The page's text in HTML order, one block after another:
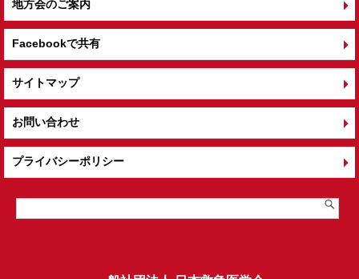
地方会のご案内
Facebookで共有
サイトマップ
お問い合わせ
プライバシーポリシー